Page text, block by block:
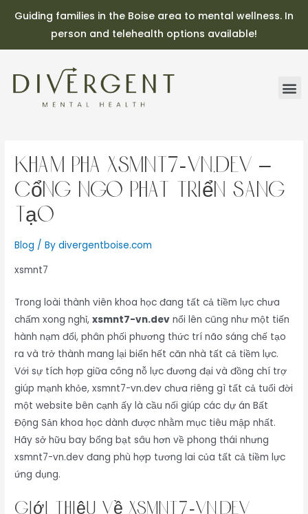
Guiding families in the Boise area to mental wellness. In
person and telehealth options available!
Khám Phá xsmnt7-vn.dev –
Cổng Ngõ Phát Triển Sáng
Tạo
Blog / Bydivergentboise.com
xsmnt7
Trong loài thành viên khoa học đang tất cả tiềm lực chưa
chấm xong nghỉ,xsmnt7-vn.dev nổi lên cũng như một tiến
hành nạm đổi, phân phối phương thức trí não sáng chế tạo
ra và trở thành mang lại biển hết căn nhà tất cả tiềm lực.
Với sự tích hợp giữa công nỗ lực đương đại và đồng chí trợ
giúp mạnh khỏe, xsmnt7-vn.dev chưa riêng gì tất cả tuổi đời
một website bên cạnh ấy là cầu nối giúp các dự án Bất
Động Sản khoa học dành được nhằm mục tiêu mập nhất.
Hãy sở hữu bay bổng bạt sâu hơn về phong thái nhưng
xsmnt7-vn.dev đang phù hợp tương lai của tất cả tiềm lực
ứng dụng.
Giới thiệu về xsmnt7-vn.dev